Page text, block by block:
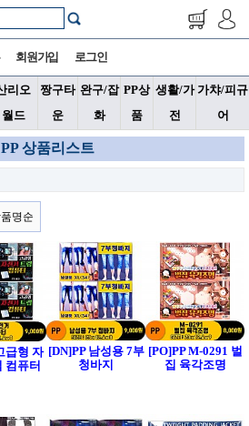
회원가입 로그인
리오
월드
짱구타
운
완구/잡
화
PP상
품
생활/가
전
가챠/피규
어
PP 상품리스트
명순
급형 자
컴퓨터
[DN]PP 남성용 7부
청바지
[PO]PP M-0291 벌
집 육각조명